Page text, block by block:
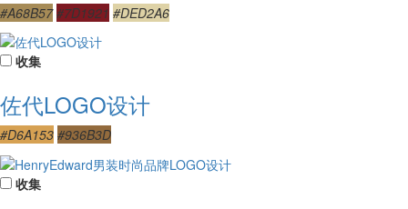
#A68B57 #7D1921 #DED2A6
收集
佐代LOGO设计
#D6A153 #936B3D
收集